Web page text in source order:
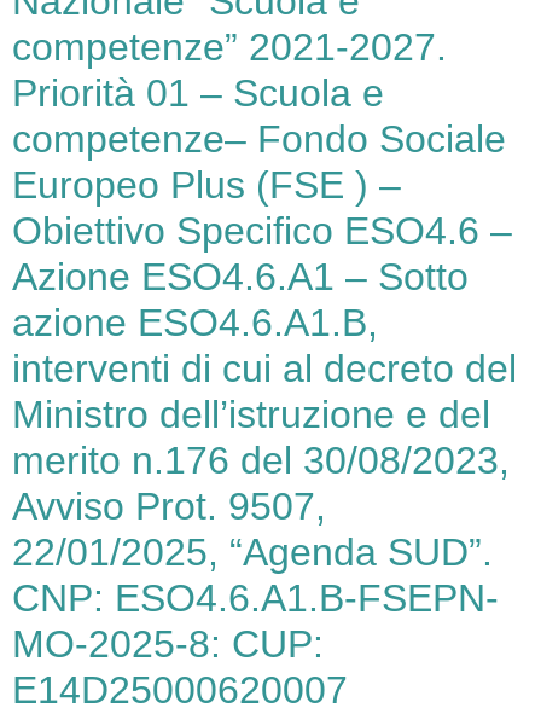
competenze” 2021-2027.
Priorità 01 – Scuola e
competenze– Fondo Sociale
Europeo Plus (FSE ) –
Obiettivo Specifico ESO4.6 –
Azione ESO4.6.A1 – Sotto
azione ESO4.6.A1.B,
interventi di cui al decreto del
Ministro dell’istruzione e del
merito n.176 del 30/08/2023,
Avviso Prot. 9507,
22/01/2025, “Agenda SUD”.
CNP: ESO4.6.A1.B-FSEPN-
MO-2025-8: CUP:
E14D25000620007